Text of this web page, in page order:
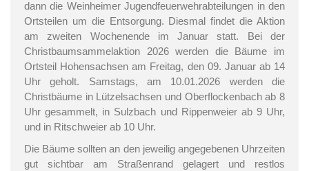
dann die Weinheimer Jugendfeuerwehrabteilungen in den
Ortsteilen um die Entsorgung. Diesmal findet die Aktion
am zweiten Wochenende im Januar statt. Bei der
Christbaumsammelaktion 2026 werden die Bäume im
Ortsteil Hohensachsen am Freitag, den 09. Januar ab 14
Uhr geholt. Samstags, am 10.01.2026 werden die
Christbäume in Lützelsachsen und Oberflockenbach ab 8
Uhr gesammelt, in Sulzbach und Rippenweier ab 9 Uhr,
und in Ritschweier ab 10 Uhr.
Die Bäume sollten an den jeweilig angegebenen Uhrzeiten
gut sichtbar am Straßenrand gelagert und restlos